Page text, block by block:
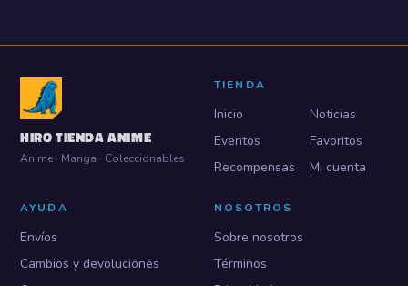
HIRO TIENDA ANIME
Anime · Manga · Coleccionables
TIENDA
Inicio
Noticias
Eventos
Favoritos
Recompensas
Mi cuenta
AYUDA
Envíos
Cambios y devoluciones
NOSOTROS
Sobre nosotros
Términos